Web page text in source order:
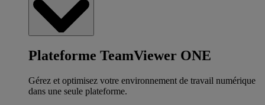
Plateforme TeamViewer ONE
Gérez et optimisez votre environnement de travail numérique
dans une seule plateforme.